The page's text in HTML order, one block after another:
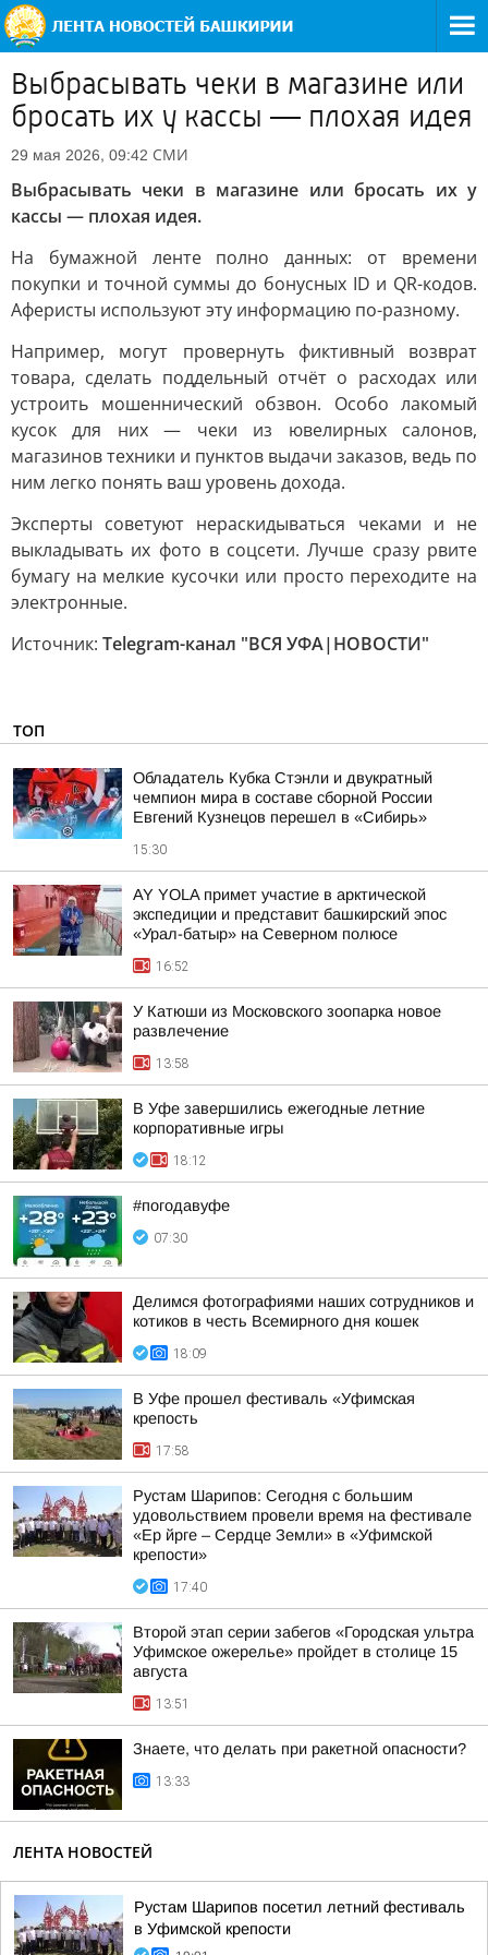
Выбрасывать чеки в магазине или
бросать их у кассы — плохая идея
29 мая 2026, 09:42 СМИ
Выбрасывать чеки в магазине или бросать их у
кассы — плохая идея.
На бумажной ленте полно данных: от времени
покупки и точной суммы до бонусных ID и QR-кодов.
Аферисты используют эту информацию по-разному.
Например, могут провернуть фиктивный возврат
товара, сделать поддельный отчёт о расходах или
устроить мошеннический обзвон. Особо лакомый
кусок для них — чеки из ювелирных салонов,
магазинов техники и пунктов выдачи заказов, ведь по
ним легко понять ваш уровень дохода.
Эксперты советуют нераскидываться чеками и не
выкладывать их фото в соцсети. Лучше сразу рвите
бумагу на мелкие кусочки или просто переходите на
электронные.
Источник: Telegram-канал "ВСЯ УФА|НОВОСТИ"
ТОП
Обладатель Кубка Стэнли и двукратный
чемпион мира в составе сборной России
Евгений Кузнецов перешел в «Сибирь»
15:30
AY YOLA примет участие в арктической
экспедиции и представит башкирский эпос
«Урал-батыр» на Северном полюсе
16:52
У Катюши из Московского зоопарка новое
развлечение
13:58
В Уфе завершились ежегодные летние
корпоративные игры
18:12
#погодавуфе
07:30
Делимся фотографиями наших сотрудников и
котиков в честь Всемирного дня кошек
18:09
В Уфе прошел фестиваль «Уфимская
крепость
17:58
Рустам Шарипов: Сегодня с большим
удовольствием провели время на фестивале
«Ер йрге – Сердце Земли» в «Уфимской
крепости»
17:40
Второй этап серии забегов «Городская ультра
Уфимское ожерелье» пройдет в столице 15
августа
13:51
Знаете, что делать при ракетной опасности?
13:33
ЛЕНТА НОВОСТЕЙ
Рустам Шарипов посетил летний фестиваль
в Уфимской крепости